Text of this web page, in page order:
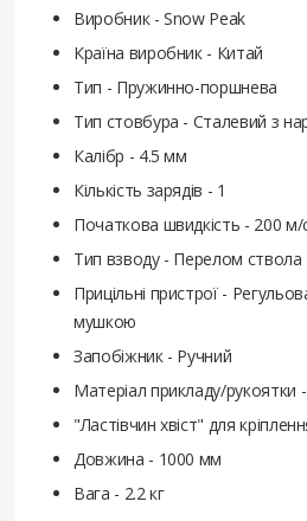
Виробник - Snow Peak
Країна виробник - Китай
Тип - Пружинно-поршнева
Тип стовбура - Сталевий з
Калібр - 4.5 мм
Кількість зарядів - 1
Початкова швидкість - 200 м/
Тип взводу - Перелом ствола
Прицільні пристрої -
мушкою
Запобіжник - Ручний
Матеріал прикладу/рукоятки
"Ластівчин хвіст" для
Довжина - 1000 мм
Вага - 2.2 кг